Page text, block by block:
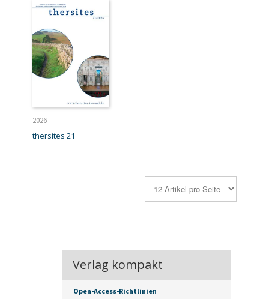
2026
thersites 21
Verlag kompakt
Open-Access-Richtlinien